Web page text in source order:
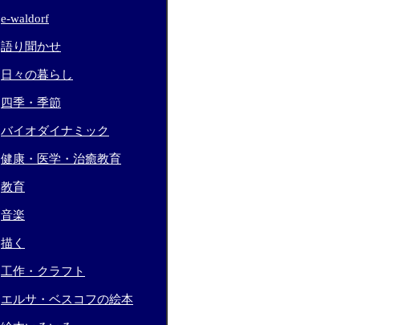
e-waldorf
語り聞かせ
日々の暮らし
四季・季節
バイオダイナミック
健康・医学・治癒教育
教育
音楽
描く
工作・クラフト
エルサ・ベスコフの絵本